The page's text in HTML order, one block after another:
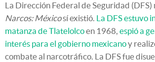
La Dirección Federal de Seguridad (DFS)
Narcos: Méxicosí existió. La DFS estuvo
matanza de Tlatelolcoen 1968, espió a
interés para el gobierno mexicanoy
combate al narcotráfico. La DFS fue